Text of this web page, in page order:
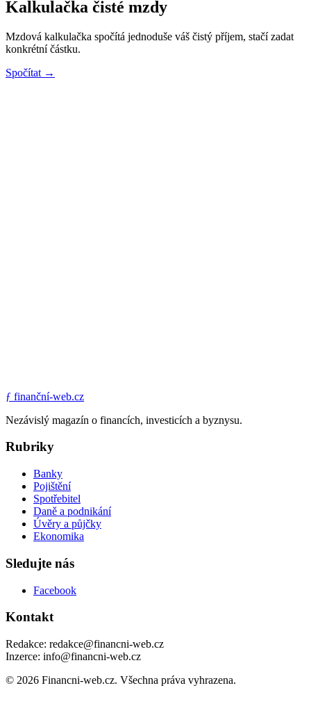
Kalkulačka čisté mzdy
Mzdová kalkulačka spočítá jednoduše váš čistý příjem, stačí zadat
konkrétní částku.
Spočítat →
ƒ finanční-web.cz
Nezávislý magazín o financích, investicích a byznysu.
Rubriky
Banky
Pojištění
Spotřebitel
Daně a podnikání
Úvěry a půjčky
Ekonomika
Sledujte nás
Facebook
Kontakt
Redakce: redakce@financni-web.cz
Inzerce: info@financni-web.cz
© 2026 Financni-web.cz. Všechna práva vyhrazena.